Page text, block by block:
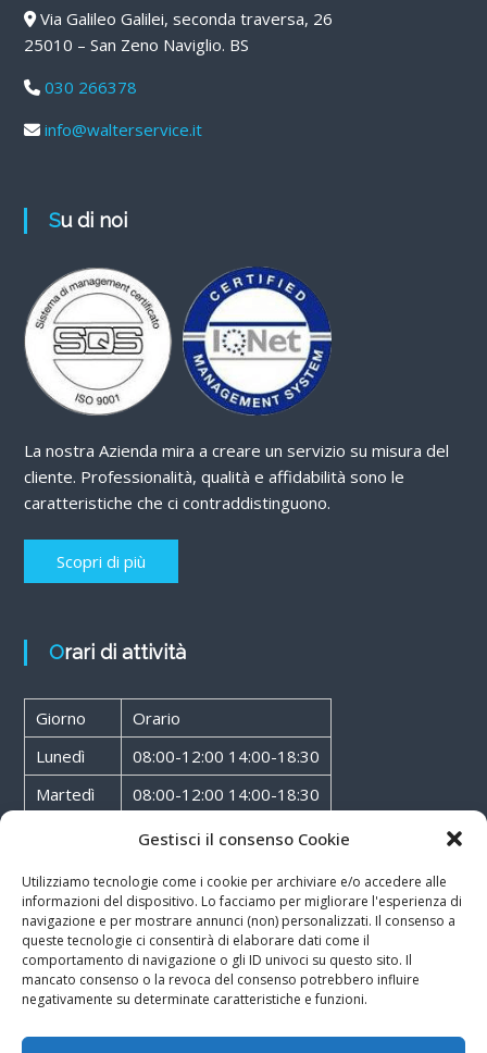
Gestisci il consenso Cookie
Utilizziamo tecnologie come i cookie per archiviare e/o accedere alle
informazioni del dispositivo. Lo facciamo per migliorare l'esperienza di
navigazione e per mostrare annunci (non) personalizzati. Il consenso a
queste tecnologie ci consentirà di elaborare dati come il
comportamento di navigazione o gli ID univoci su questo sito. Il
mancato consenso o la revoca del consenso potrebbero influire
negativamente su determinate caratteristiche e funzioni.
Via Galileo Galilei, seconda traversa, 26
25010 – San Zeno Naviglio. BS
030 266378
info@walterservice.it
Su di noi
La nostra Azienda mira a creare un servizio su misura del
cliente. Professionalità, qualità e affidabilità sono le
caratteristiche che ci contraddistinguono.
Scopri di più
Orari di attività
Giorno
Orario
Lunedì
08:00-12:00 14:00-18:30
Martedì
08:00-12:00 14:00-18:30
08:00-12:00 14:00-18:30
Giovedì
08:00-12:00 14:00-18:30
Venerdì
08:00-12:00 14:00-18:30
Sabato
08:00-12:00